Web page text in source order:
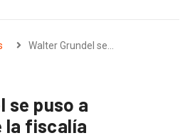
Walter Grundel se…
se puso a
la fiscalía